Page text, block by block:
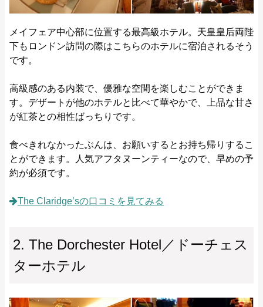
メイフェア中心部に位置する最高級ホテル。天皇皇后両陛
下もロンドン訪問の際はこちらのホテルに宿泊されるそう
です。
高級感のある内装で、優雅な空間を楽しむことができま
す。デザートが他のホテルと比べて華やかで、上品な甘さ
が紅茶との相性ばっちりです。
食べきれなかったぶんは、お願いするとお持ち帰りするこ
とができます。人気アフタヌーンティーなので、早めの予
約が必須です。
The Claridge’sの口コミを見てみる
2. The Dorchester Hotel／ドーチェス
ターホテル